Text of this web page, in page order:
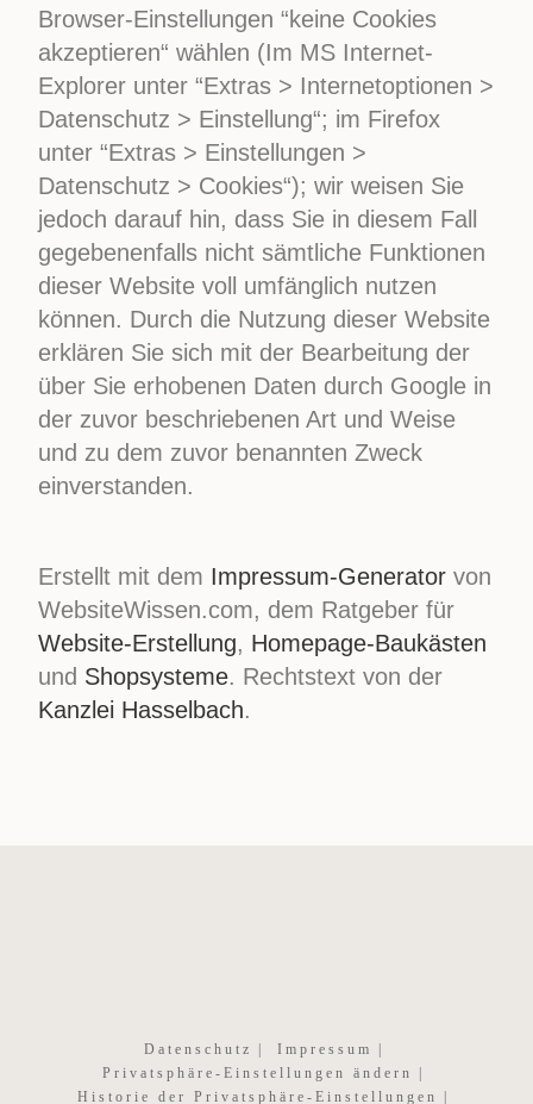
Browser-Einstellungen “keine Cookies
akzeptieren“ wählen (Im MS Internet-
Explorer unter “Extras > Internetoptionen >
Datenschutz > Einstellung“; im Firefox
unter “Extras > Einstellungen >
Datenschutz > Cookies“); wir weisen Sie
jedoch darauf hin, dass Sie in diesem Fall
gegebenenfalls nicht sämtliche Funktionen
dieser Website voll umfänglich nutzen
können. Durch die Nutzung dieser Website
erklären Sie sich mit der Bearbeitung der
über Sie erhobenen Daten durch Google in
der zuvor beschriebenen Art und Weise
und zu dem zuvor benannten Zweck
einverstanden.
Erstellt mit dem Impressum-Generator von
WebsiteWissen.com, dem Ratgeber für
Website-Erstellung, Homepage-Baukästen
und Shopsysteme. Rechtstext von der
Kanzlei Hasselbach.
Datenschutz
Impressum
Privatsphäre-Einstellungen ändern
Historie der Privatsphäre-Einstellungen